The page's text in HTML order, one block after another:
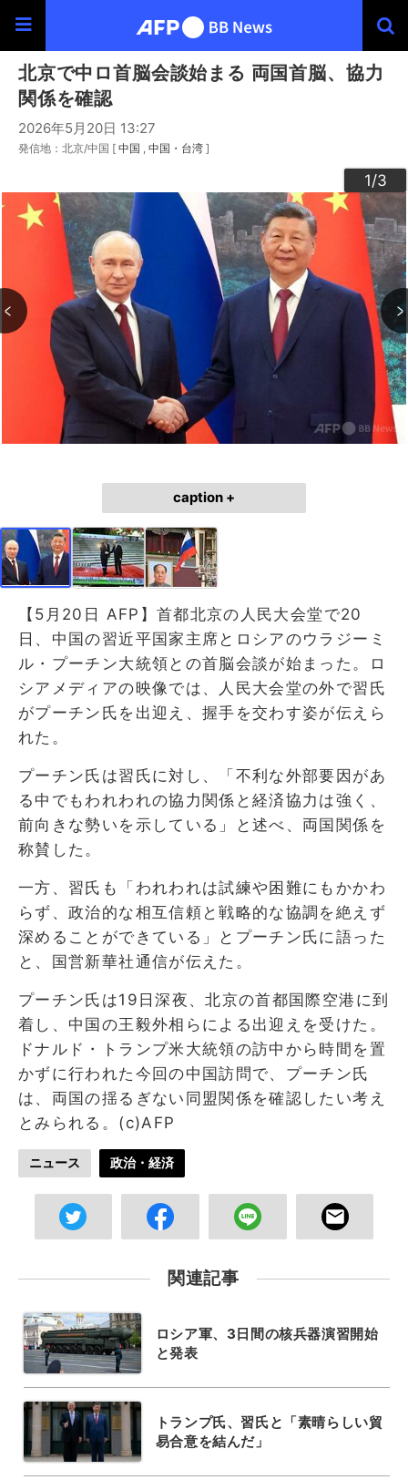
北京で中ロ首脳会談始まる 両国首脳、協力
関係を確認
2026年5月20日 13:27
発信地：北京/中国 [ 中国 中国・台湾 ]
1/3
2/3
3/3
caption +
【5月20日 AFP】首都北京の人民大会堂で20
日、中国の習近平国家主席とロシアのウラジーミ
ル・プーチン大統領との首脳会談が始まった。ロ
シアメディアの映像では、人民大会堂の外で習氏
がプーチン氏を出迎え、握手を交わす姿が伝えら
れた。
プーチン氏は習氏に対し、「不利な外部要因があ
る中でもわれわれの協力関係と経済協力は強く、
前向きな勢いを示している」と述べ、両国関係を
称賛した。
一方、習氏も「われわれは試練や困難にもかかわ
らず、政治的な相互信頼と戦略的な協調を絶えず
深めることができている」とプーチン氏に語った
と、国営新華社通信が伝えた。
プーチン氏は19日深夜、北京の首都国際空港に到
着し、中国の王毅外相らによる出迎えを受けた。
ドナルド・トランプ米大統領の訪中から時間を置
かずに行われた今回の中国訪問で、プーチン氏
は、両国の揺るぎない同盟関係を確認したい考え
とみられる。(c)AFP
ニュース 政治・経済
関連記事
ロシア軍、3日間の核兵器演習開始
と発表
トランプ氏、習氏と「素晴らしい貿
易合意を結んだ」